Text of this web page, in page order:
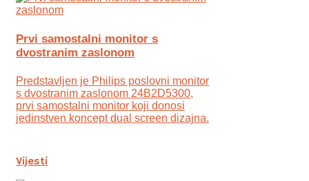
Prvi samostalni monitor s
dvostranim zaslonom
Predstavljen je Philips poslovni monitor
s dvostranim zaslonom 24B2D5300,
prvi samostalni monitor koji donosi
jedinstven koncept dual screen dizajna.
Vijesti